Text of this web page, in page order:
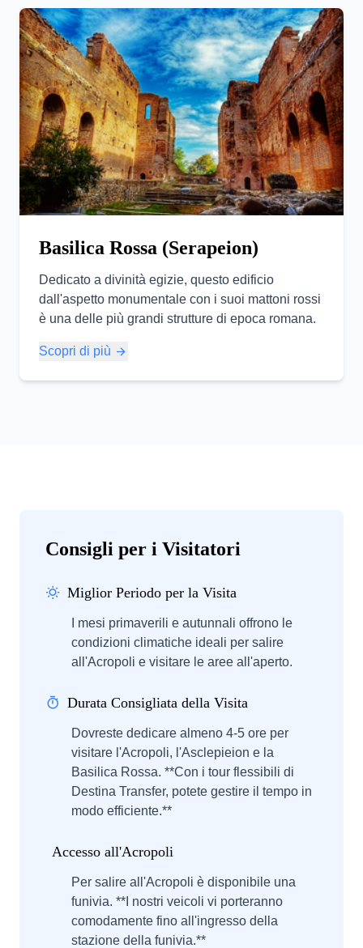
Basilica Rossa (Serapeion)
Dedicato a divinità egizie, questo edificio
dall'aspetto monumentale con i suoi mattoni rossi
è una delle più grandi strutture di epoca romana.
Scopri di più
Consigli per i Visitatori
Miglior Periodo per la Visita
I mesi primaverili e autunnali offrono le
condizioni climatiche ideali per salire
all'Acropoli e visitare le aree all'aperto.
Durata Consigliata della Visita
Dovreste dedicare almeno 4-5 ore per
visitare l'Acropoli, l'Asclepieion e la
Basilica Rossa. **Con i tour flessibili di
Destina Transfer, potete gestire il tempo in
modo efficiente.**
Accesso all'Acropoli
Per salire all'Acropoli è disponibile una
funivia. **I nostri veicoli vi porteranno
comodamente fino all'ingresso della
stazione della funivia.**